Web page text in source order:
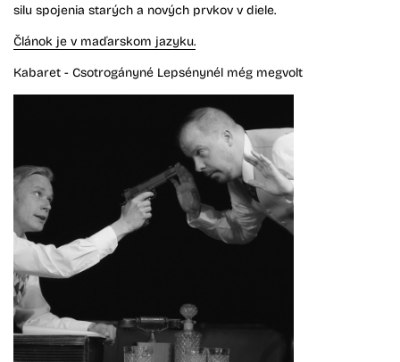
silu spojenia starých a nových prvkov v diele.
Článok je v maďarskom jazyku.
Kabaret - Csotrogányné Lepsénynél még megvolt